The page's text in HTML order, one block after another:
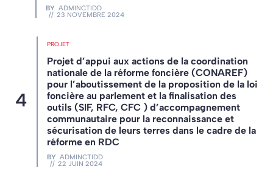
BY ADMINCTIDD
23 NOVEMBRE 2024
PROJET
Projet d’appui aux actions de la coordination
nationale de la réforme foncière (CONAREF)
pour l’aboutissement de la proposition de la loi
foncière au parlement et la finalisation des
outils (SIF, RFC, CFC ) d’accompagnement
communautaire pour la reconnaissance et
sécurisation de leurs terres dans le cadre de la
réforme en RDC
BY ADMINCTIDD
22 JUIN 2024